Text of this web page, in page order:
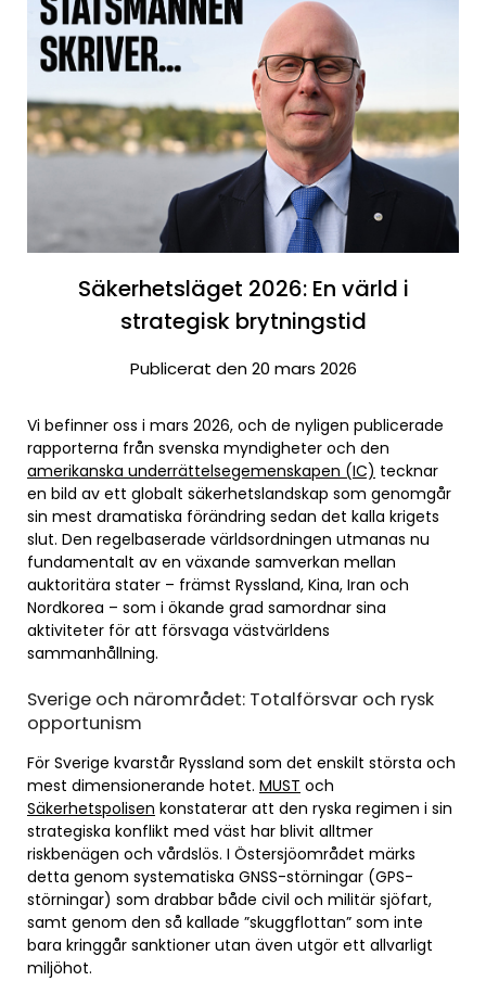
Säkerhetsläget 2026: En värld i
strategisk brytningstid
Publicerat den 20 mars 2026
Vi befinner oss i mars 2026, och de nyligen publicerade
rapporterna från svenska myndigheter och den
amerikanska underrättelsegemenskapen (IC) tecknar
en bild av ett globalt säkerhetslandskap som genomgår
sin mest dramatiska förändring sedan det kalla krigets
slut. Den regelbaserade världsordningen utmanas nu
fundamentalt av en växande samverkan mellan
auktoritära stater – främst Ryssland, Kina, Iran och
Nordkorea – som i ökande grad samordnar sina
aktiviteter för att försvaga västvärldens
sammanhållning.
Sverige och närområdet: Totalförsvar och rysk
opportunism
För Sverige kvarstår Ryssland som det enskilt största och
mest dimensionerande hotet. MUST och
Säkerhetspolisen konstaterar att den ryska regimen i sin
strategiska konflikt med väst har blivit alltmer
riskbenägen och vårdslös. I Östersjöområdet märks
detta genom systematiska GNSS-störningar (GPS-
störningar) som drabbar både civil och militär sjöfart,
samt genom den så kallade ”skuggflottan” som inte
bara kringgår sanktioner utan även utgör ett allvarligt
miljöhot.